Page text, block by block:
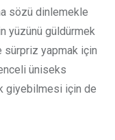
sözü dinlemekle
yüzünü güldürmek
sürpriz yapmak için
üniseks
giyebilmesi için de